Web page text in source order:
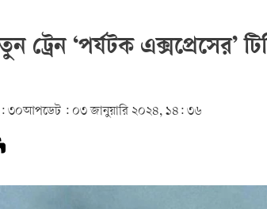
ট্রেন ‘পর্যটক এক্সপ্রেসের’
৩০আপডেট : ০৩ জানুয়ারি ২০২৪, ১৪: ৩৬